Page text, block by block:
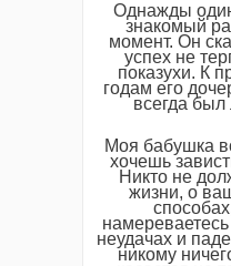
Однажды
знакомый
момент. Он
успех не
показухи. К
годам его
всегда был
Моя бабушка
хочешь
Никто не
жизни, о
неудачах и
никому